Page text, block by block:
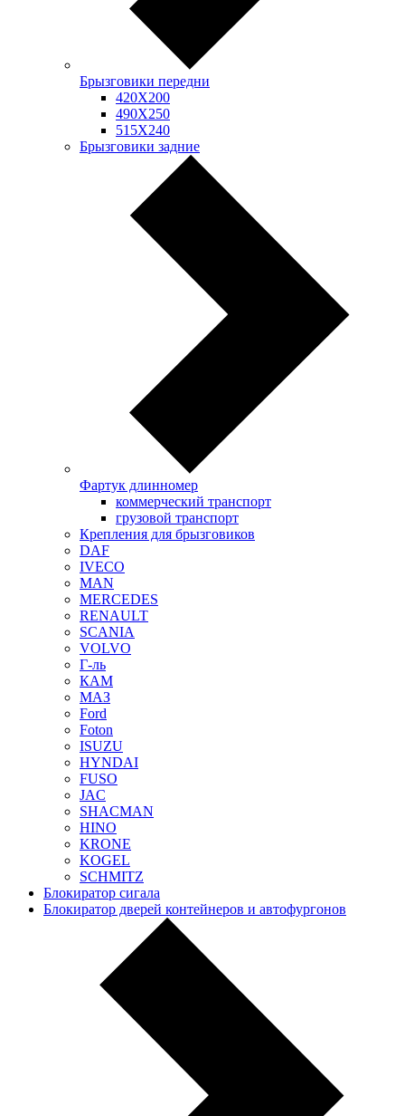
Брызговики передни
420Х200
490Х250
515Х240
Брызговики задние
Фартук длинномер
коммерческий транспорт
грузовой транспорт
Крепления для брызговиков
DAF
IVECO
MAN
MERCEDES
RENAULT
SCANIA
VOLVO
Г-ль
КАМ
МАЗ
Ford
Foton
ISUZU
HYNDAI
FUSO
JAC
SHACMAN
HINO
KRONE
KOGEL
SCHMITZ
Блокиратор сигала
Блокиратор дверей контейнеров и автофургонов